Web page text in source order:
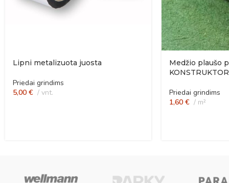
Lipni metalizuota juosta
Priedai grindims
5,00 € vnt.
Medžio plaušo
Priedai grindims
1,60 € m²